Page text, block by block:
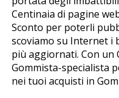
Centinaia di pagine
Sconto per poterli
scoviamo su Internet i
più aggiornati. Con un
Gommista-specialista
nei tuoi acquisti in